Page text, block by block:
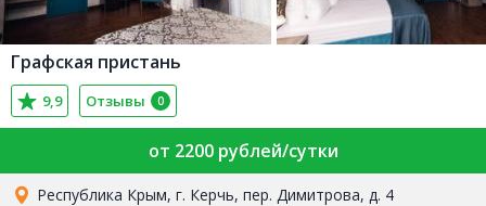
Графская пристань
9,9 Отзывы 0
от 2200 рублей/сутки
Республика Крым, г. Керчь, пер. Димитрова, д. 4